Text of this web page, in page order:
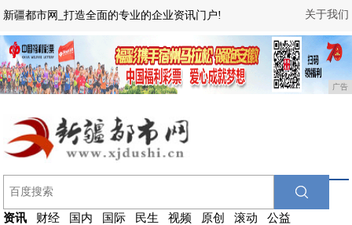
关于我们
新疆都市网_打造全面的专业的企业资讯门户!
广告
资讯 财经 国内 国际 民生 视频 原创 滚动
公益